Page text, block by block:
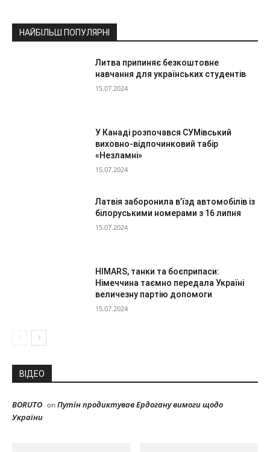
НАЙБІЛЬШ ПОПУЛЯРНІ
Литва припиняє безкоштовне
навчання для українських студентів
15.07.2024
У Канаді розпочався СУМівський
виховно-відпочинковий табір
«Незламні»
15.07.2024
Латвія заборонила в’їзд автомобілів із
білоруськими номерами з 16 липня
15.07.2024
HIMARS, танки та боєприпаси:
Німеччина таємно передала Україні
величезну партію допомоги
15.07.2024
ВІДЕО
BORUTO onПутін продиктував Ердогану вимоги щодо
України